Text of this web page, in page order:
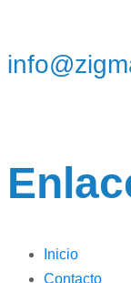
Inicio
Contacto